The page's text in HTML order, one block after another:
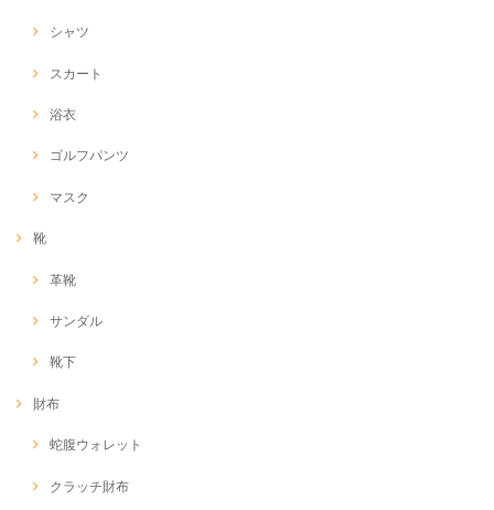
シャツ
スカート
浴衣
ゴルフパンツ
マスク
靴
革靴
サンダル
靴下
財布
蛇腹ウォレット
クラッチ財布